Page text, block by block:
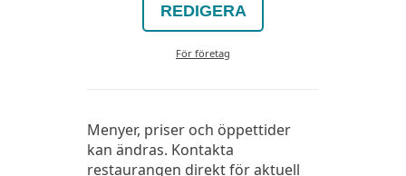
REDIGERA
För företag
Menyer, priser och öppettider
kan ändras. Kontakta
restaurangen direkt för aktuell